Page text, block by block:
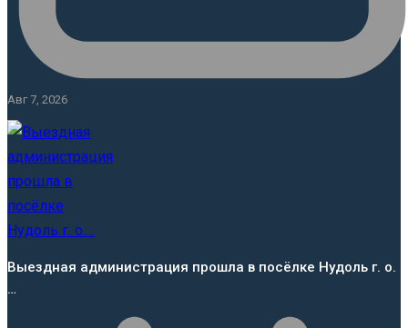
Авг 7, 2026
Выездная администрация прошла в посёлке Нудоль г. о.
…